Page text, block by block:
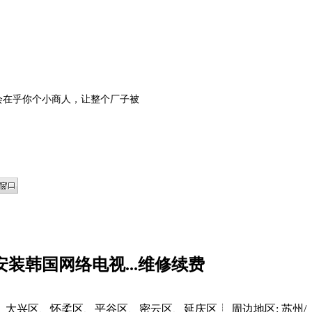
在乎你个小商人，让整个厂子被
韩国网络电视...维修续费
兴区、怀柔区、平谷区、密云区、延庆区┊ 周边地区: 苏州/